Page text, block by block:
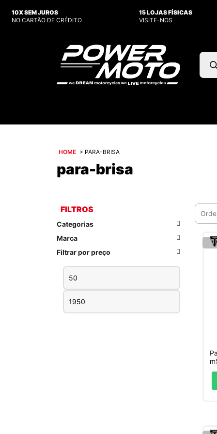
10X SEM JUROS
NO CARTÃO DE CRÉDITO
15 LOJAS FÍSICAS
VISITE-NOS
HOME > PARA-BRISA
para-brisa
FILTROS
Categorias
Marca
Filtrar por preço
Preço
mínimo
máximo